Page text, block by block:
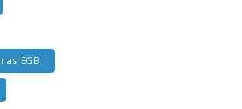
EGB